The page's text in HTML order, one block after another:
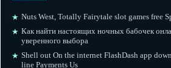
★ Nuts West, Totally Fairytale slot games free
★ Как найти настоящих ночных бабочек
уверенного выбора
★ Shell out On the internet FlashDash app
line Payments Us